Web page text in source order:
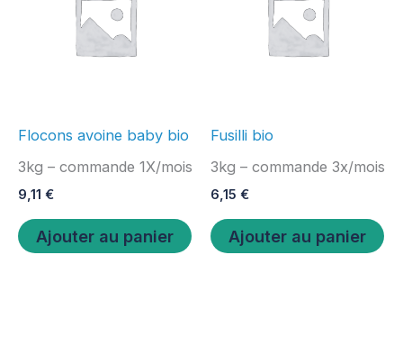
Flocons avoine baby bio
3kg – commande 1X/mois
9,11 €
Ajouter au panier
Fusilli bio
3kg – commande 3x/mois
6,15 €
Ajouter au panier